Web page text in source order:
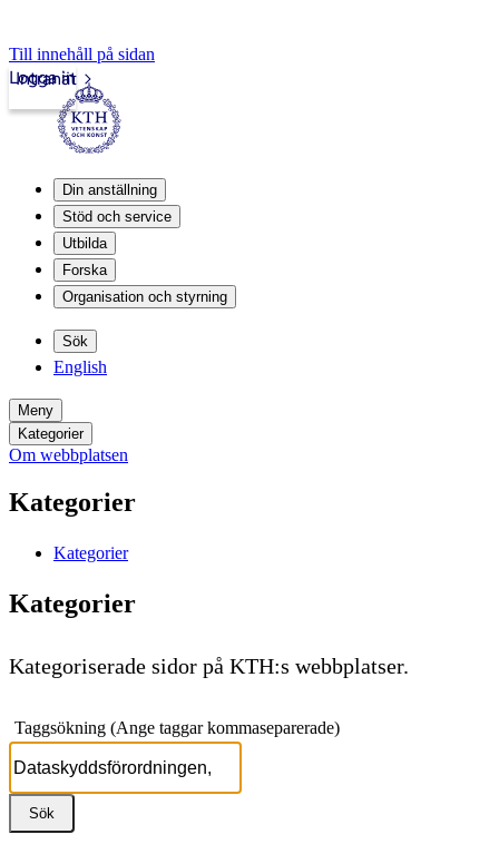
Till innehåll på sidan
Intranät
Logga in
Din anställning
Stöd och service
Utbilda
Forska
Organisation och styrning
Sök
English
Meny
Kategorier
Om webbplatsen
Kategorier
Kategorier
Kategorier
Kategoriserade sidor på KTH:s webbplatser.
Taggsökning (Ange taggar kommaseparerade)